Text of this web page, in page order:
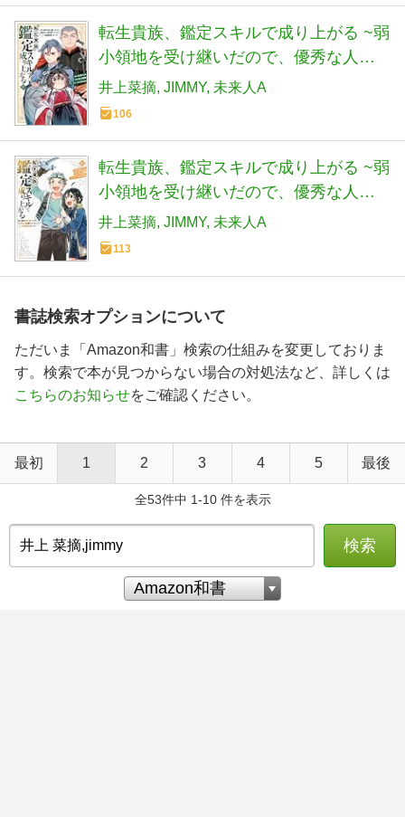
転生貴族、鑑定スキルで成り上がる ~弱
小領地を受け継いだので、優秀な人材
を増やしていたら、最強領地になって
た~(17) (KCデラックス)
井上菜摘 JIMMY 未来人A
106
転生貴族、鑑定スキルで成り上がる ~弱
小領地を受け継いだので、優秀な人材
を増やしていたら、最強領地になって
た~(16) (KCデラックス)
井上菜摘 JIMMY 未来人A
113
書誌検索オプションについて
ただいま「Amazon和書」検索の仕組みを変更しておりま
す。検索で本が見つからない場合の対処法など、詳しくは
こちらのお知らせをご確認ください。
最初 1 2 3 4 5 最後
全53件中 1-10 件を表示
検索